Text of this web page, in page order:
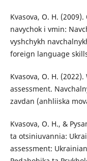
Kvasova, O. H.
navychok i vmin:
vyshchykh
foreign language
Kvasova, O. H.
assessment.
zavdan (anhliiska
Kvasova, O. H., &
ta otsiniuvannia:
assessment: